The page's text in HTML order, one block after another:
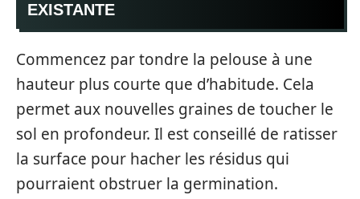
EXISTANTE
Commencez par tondre la pelouse à une
hauteur plus courte que d’habitude. Cela
permet aux nouvelles graines de toucher le
sol en profondeur. Il est conseillé de ratisser
la surface pour hacher les résidus qui
pourraient obstruer la germination.